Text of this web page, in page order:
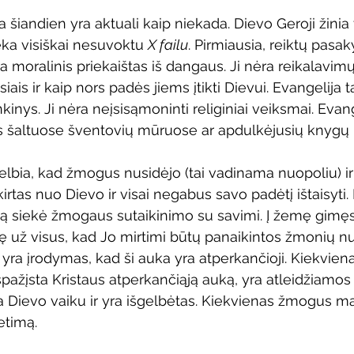
šiandien yra aktuali kaip niekada. Dievo Geroji
visiškai nesuvoktu X failu. Pirmiausia, reiktų
moralinis priekaištas iš dangaus. Ji nėra
ir kaip nors padės jiems įtikti Dievui. Evangelija
Ji nėra neįsisąmoninti religiniai veiksmai.
šaltuose šventovių mūruose ar apdulkėjusių knygų
kad žmogus nusidėjo (tai vadinama nuopoliu)
nuo Dievo ir visai negabus savo padėtį
siekė žmogaus sutaikinimo su savimi. Į žemę
už visus, kad Jo mirtimi būtų panaikintos žmonių
įrodymas, kad ši auka yra atperkančioji.
Kristaus atperkančiąją auką, yra
Dievo vaiku ir yra išgelbėtas. Kiekvienas žmogus